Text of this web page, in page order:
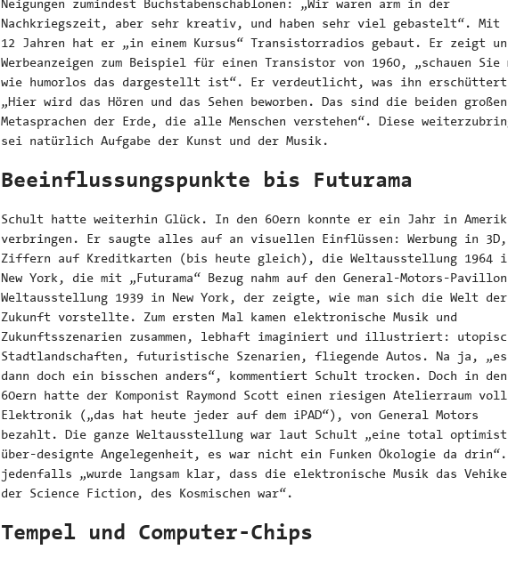
Neigungen zumindest Buchstabenschablonen: „Wir waren arm in der
Nachkriegszeit, aber sehr kreativ, und haben sehr viel gebastelt“. Mit
12 Jahren hat er „in einem Kursus“ Transistorradios gebaut. Er zeigt
Werbeanzeigen zum Beispiel für einen Transistor von 1960, „schauen Sie
wie humorlos das dargestellt ist“. Er verdeutlicht, was ihn
„Hier wird das Hören und das Sehen beworben. Das sind die beiden großen
Metasprachen der Erde, die alle Menschen verstehen“. Diese
sei natürlich Aufgabe der Kunst und der Musik.
Beeinflussungspunkte bis Futurama
Schult hatte weiterhin Glück. In den 60ern konnte er ein Jahr in
verbringen. Er saugte alles auf an visuellen Einflüssen: Werbung in
Ziffern auf Kreditkarten (bis heute gleich), die Weltausstellung 1964
New York, die mit „Futurama“ Bezug nahm auf den General-Motors-
Weltausstellung 1939 in New York, der zeigte, wie man sich die Welt der
Zukunft vorstellte. Zum ersten Mal kamen elektronische Musik und
Zukunftsszenarien zusammen, lebhaft imaginiert und illustriert:
Stadtlandschaften, futuristische Szenarien, fliegende Autos. Na ja, „es
dann doch ein bisschen anders“, kommentiert Schult trocken. Doch in den
60ern hatte der Komponist Raymond Scott einen riesigen Atelierraum
Elektronik („das hat heute jeder auf dem iPAD“), von General Motors
bezahlt. Die ganze Weltausstellung war laut Schult „eine total
über-designte Angelegenheit, es war nicht ein Funken Ökologie da drin“.
jedenfalls „wurde langsam klar, dass die elektronische Musik das
der Science Fiction, des Kosmischen war“.
Tempel und Computer-Chips